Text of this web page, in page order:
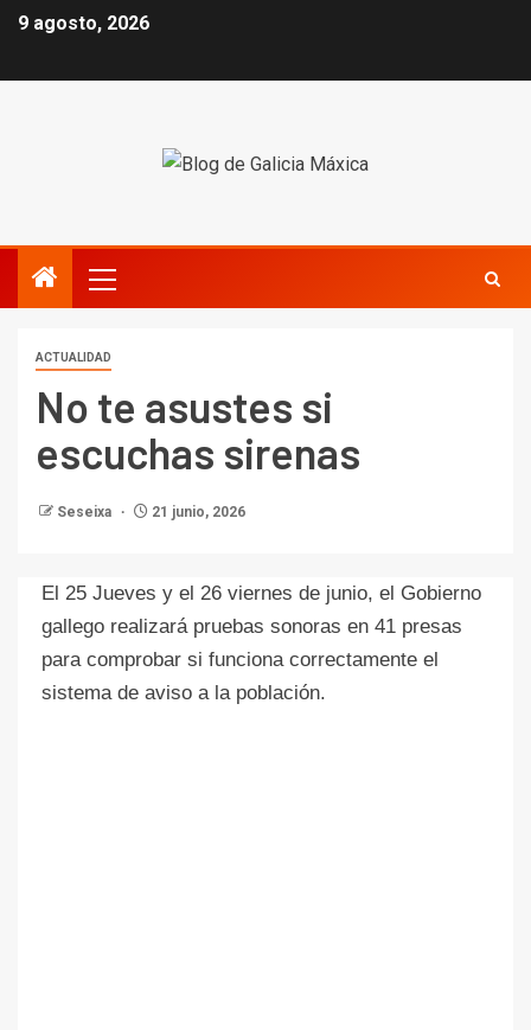
9 agosto, 2026
ACTUALIDAD
No te asustes si
escuchas sirenas
Seseixa 21 junio, 2026
El 25 Jueves y el 26 viernes de junio, el Gobierno
gallego realizará pruebas sonoras en 41 presas
para comprobar si funciona correctamente el
sistema de aviso a la población.